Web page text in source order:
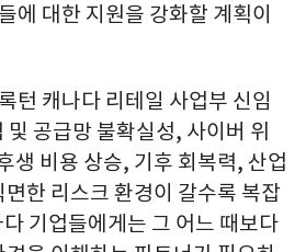
에 대한 지원을 강화할 계획이
턴 캐나다 리테일 사업부 신임
공급망 불확실성, 사이버 위
생 비용 상승, 기후 회복력, 산업
면한 리스크 환경이 갈수록 복잡
기업들에게는 그 어느 때보다